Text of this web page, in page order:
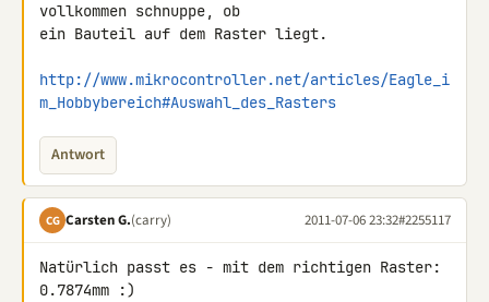
vollkommen schnuppe, ob
ein Bauteil auf dem Raster liegt.
http://www.mikrocontroller.net/articles/Eagle_i
m_Hobbybereich#Auswahl_des_Rasters
Antwort
CG Carsten G.(carry) 2011-07-06 23:32#2255117
Natürlich passt es - mit dem richtigen Raster:
0.7874mm :)